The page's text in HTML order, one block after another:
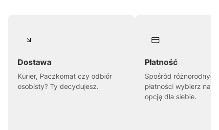
Dostawa
Kurier, Paczkomat czy odbiór
osobisty? Ty decydujesz.
Płatność
Spośród
płatności wybierz
opcję dla siebie.